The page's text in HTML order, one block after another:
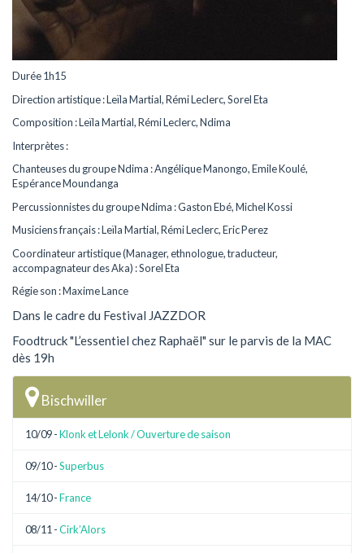
Durée 1h15
Direction artistique : Leïla Martial, Rémi Leclerc, Sorel Eta
Composition : Leïla Martial, Rémi Leclerc, Ndima
Interprètes :
Chanteuses du groupe Ndima : Angélique Manongo, Emile Koulé,
Espérance Moundanga
Percussionnistes du groupe Ndima : Gaston Ebé, Michel Kossi
Musiciens français : Leïla Martial, Rémi Leclerc, Eric Perez
Coordinateur artistique (Manager, ethnologue, traducteur,
accompagnateur des Aka) : Sorel Eta
Régie son : Maxime Lance
Dans le cadre du Festival JAZZDOR
Foodtruck "L’essentiel chez Raphaël" sur le parvis de la MAC
dès 19h
Bischwiller
10/09 -Klonk et Lelonk / Ouverture de saison
09/10 -Superbus
14/10 -France
08/11 -Cirk’Alors